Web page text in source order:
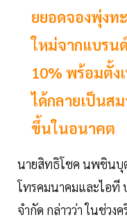
ยยอดจองพุ่งท
ใหม่จากแบรน
10% พร้อมตั้
ได้กลายเป็นส
ขึ้นในอนาคต
นายสิทธิโชค นพชินบุ
โทรคมนาคมและไอที
จำกัด กล่าวว่า ในช่วง